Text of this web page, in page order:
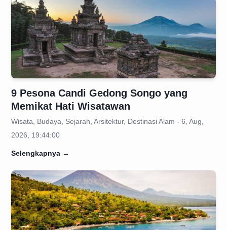
9 Pesona Candi Gedong Songo yang
Memikat Hati Wisatawan
Wisata, Budaya, Sejarah, Arsitektur, Destinasi Alam - 6, Aug,
2026, 19:44:00
Selengkapnya →